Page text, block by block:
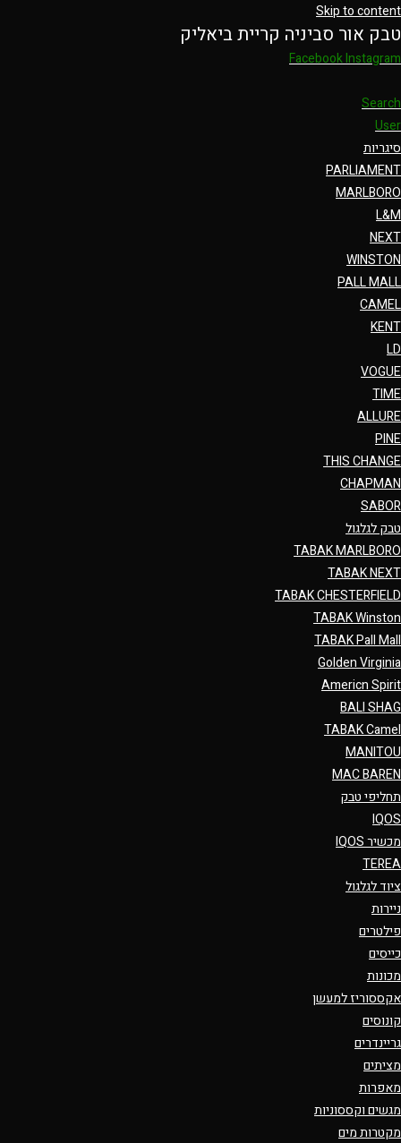
Skip to content
טבק אור סביניה קריית ביאליק
FacebookInstagram
Search
User
סיגריות
PARLIAMENT
MARLBORO
L&M
NEXT
WINSTON
PALL MALL
CAMEL
KENT
LD
VOGUE
TIME
ALLURE
PINE
THIS CHANGE
CHAPMAN
SABOR
טבק לגלגול
TABAK MARLBORO
TABAK NEXT
TABAK CHESTERFIELD
TABAK Winston
TABAK Pall Mall
Golden Virginia
Americn Spirit
BALI SHAG
TABAK Camel
MANITOU
MAC BAREN
תחליפי טבק
IQOS
מכשיר IQOS
TEREA
ציוד לגלגול
ניירות
פילטרים
כייסים
מכונות
אקססוריז למעשן
קונוסים
גריינדרים
מציתים
מאפרות
מגשים וקססוניות
מקטרות מים